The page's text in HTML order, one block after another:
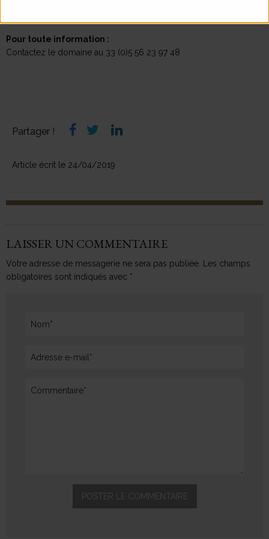
Les fouilles débutant fin avril, certaines de ces questions seront
Pour toute information :
Contactez le domaine au 33 (0)5 56 23 97 48
Partager !
Article écrit le 24/04/2019
LAISSER UN COMMENTAIRE
Votre adresse de messagerie ne sera pas publiée. Les champs
obligatoires sont indiqués avec *